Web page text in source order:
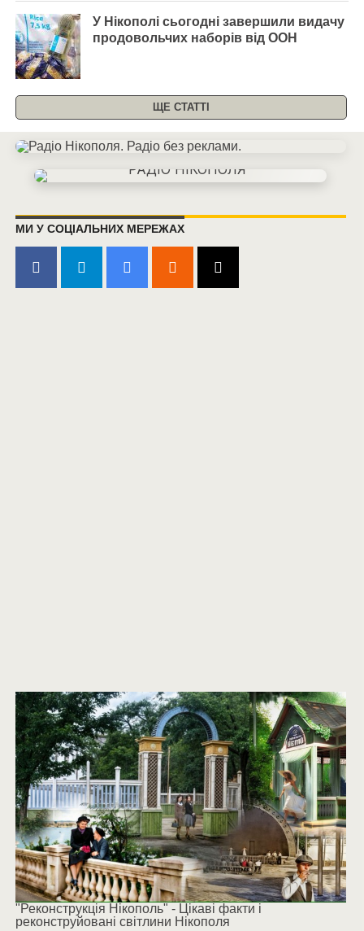
У Нікополі сьогодні завершили видачу
продовольчих наборів від ООН
ЩЕ СТАТТІ
МИ У СОЦІАЛЬНИХ МЕРЕЖАХ
"Реконструкція Нікополь" - Цікаві факти і
реконструйовані світлини Нікополя